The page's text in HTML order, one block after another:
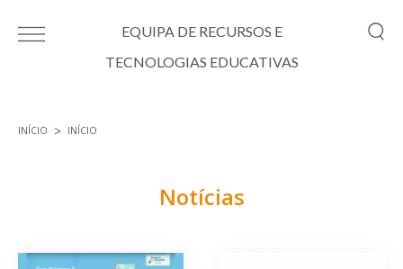
EQUIPA DE RECURSOS E
TECNOLOGIAS EDUCATIVAS
INÍCIO INÍCIO
Notícias